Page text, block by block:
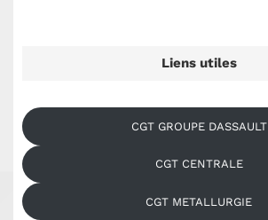
Liens utiles
CGT GROUPE DASSAULT
CGT CENTRALE
CGT METALLURGIE